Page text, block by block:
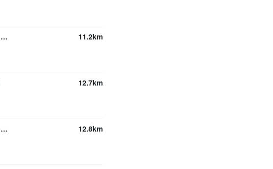
Thomas Philipps Dortmund-Wickede 11.2km
12.7km
Thomas Philipps Castrop-Rauxel TP-Kompakt 12.8km